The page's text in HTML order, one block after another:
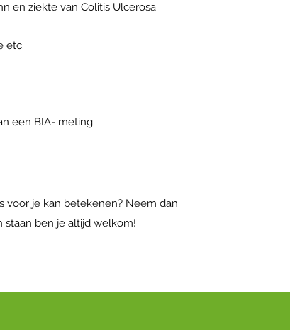
en ziekte van Colitis Ulcerosa
etc.
een BIA- meting
voor je kan betekenen? Neem dan
ben je altijd welkom!